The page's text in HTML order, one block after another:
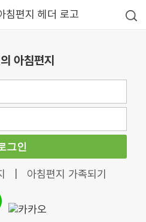
아침편지
그인
아침편지 가족되기